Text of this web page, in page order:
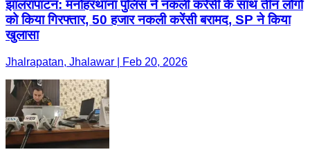
झालरापाटन: मनोहरथाना पुलिस ने नकली करेंसी के साथ तीन लोगों
को किया गिरफ्तार, 50 हजार नकली करेंसी बरामद, SP ने किया
खुलासा
Jhalrapatan, Jhalawar | Feb 20, 2026